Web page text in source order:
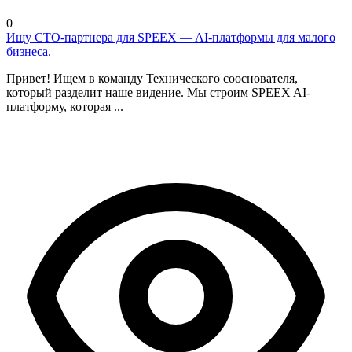
0
Ищу CTO-партнера для SPEEX — AI-платформы для малого
бизнеса.
Привет! Ищем в команду Технического сооснователя,
который разделит наше видение. Мы строим SPEEX AI-
платформу, которая ...